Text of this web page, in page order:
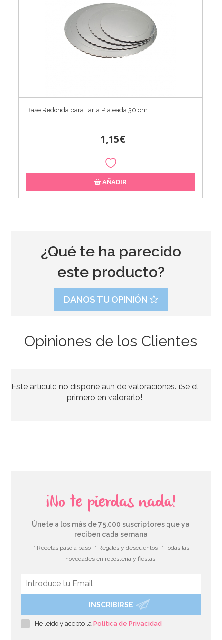
Base Redonda para Tarta Plateada 30 cm
1,15€
AÑADIR
15,95€
Base Rígida para Tarta 30,5 cm 5 ud - PME
¿Qué te ha parecido
este producto?
DANOS TU OPINIÓN
Opiniones de los Clientes
Este artículo no dispone aún de valoraciones. ¡Se el
primero en valorarlo!
¡No te pierdas nada!
Únete a los más de 75.000 suscriptores que ya
reciben cada semana
* Recetas paso a paso * Regalos y descuentos
* Todas las
novedades en repostería y fiestas
INSCRIBIRSE
He leído y acepto laPolítica de Privacidad